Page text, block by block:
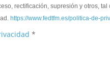
rectificación, supresión y otros,
https://www.fedtfm.es/politica-de-
*